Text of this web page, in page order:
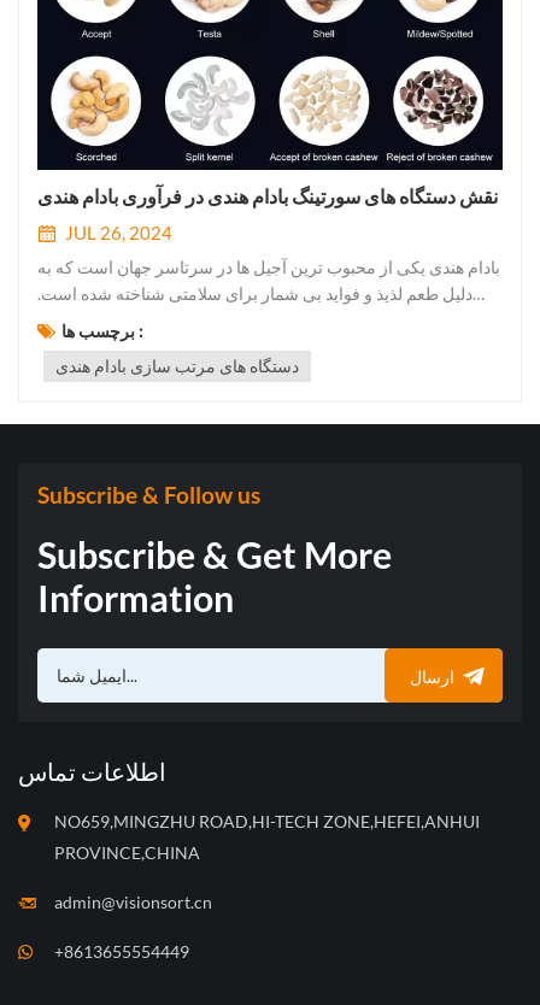
نقش دستگاه های سورتینگ بادام هندی در فرآوری بادام هندی
JUL 26, 2024
بادام هندی یکی از محبوب ترین آجیل ها در سرتاسر جهان است که به
دلیل طعم لذیذ و فواید بی شمار برای سلامتی شناخته شده است.
صنعت فرآوری بادام هندی نقشی حیاتی در تامین تقاضای جهانی بادام
هندی دارد. در میان مراحل مهم در فرآوری بادام هندی، مرحله مرتب
برچسب ها :
دستگاه های مرتب سازی بادام هندی
Subscribe & Follow us
Subscribe & Get More
Information
ارسال
اطلاعات تماس
NO659,MINGZHU ROAD,HI-TECH ZONE,HEFEI,ANHUI
PROVINCE,CHINA
admin@visionsort.cn
+8613655554449